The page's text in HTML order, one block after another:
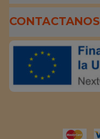
CONTACTANOS